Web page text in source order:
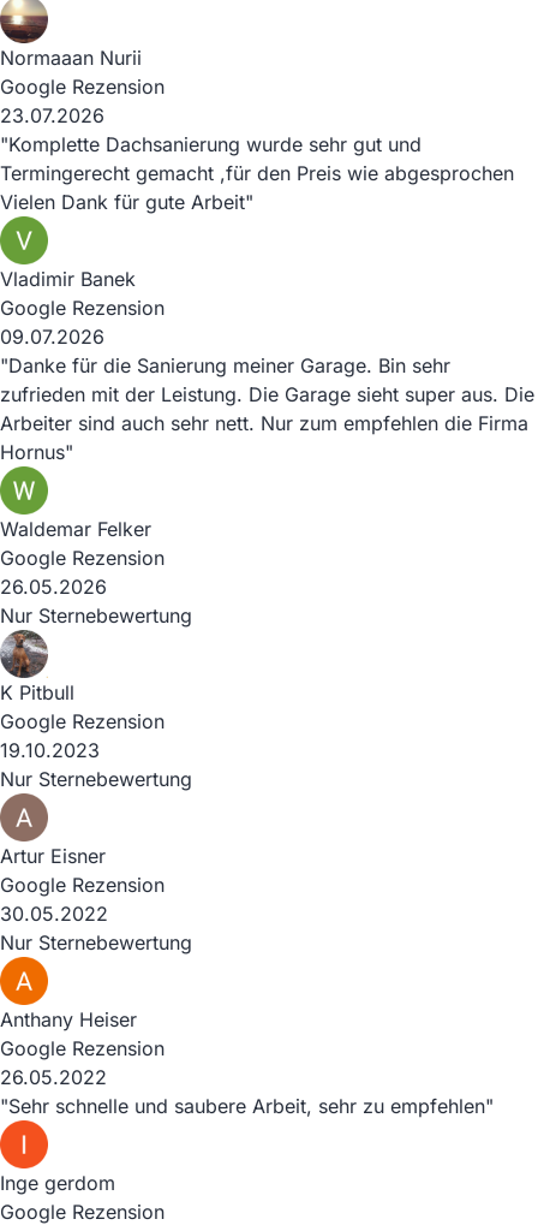
Normaaan Nurii
Google Rezension
23.07.2026
"Komplette Dachsanierung wurde sehr gut und
Termingerecht gemacht ,für den Preis wie abgesprochen
Vielen Dank für gute Arbeit"
Vladimir Banek
Google Rezension
09.07.2026
"Danke für die Sanierung meiner Garage. Bin sehr
zufrieden mit der Leistung. Die Garage sieht super aus. Die
Arbeiter sind auch sehr nett. Nur zum empfehlen die Firma
Hornus"
Waldemar Felker
Google Rezension
26.05.2026
Nur Sternebewertung
K Pitbull
Google Rezension
19.10.2023
Nur Sternebewertung
Artur Eisner
Google Rezension
30.05.2022
Nur Sternebewertung
Anthany Heiser
Google Rezension
26.05.2022
"Sehr schnelle und saubere Arbeit, sehr zu empfehlen"
Inge gerdom
Google Rezension